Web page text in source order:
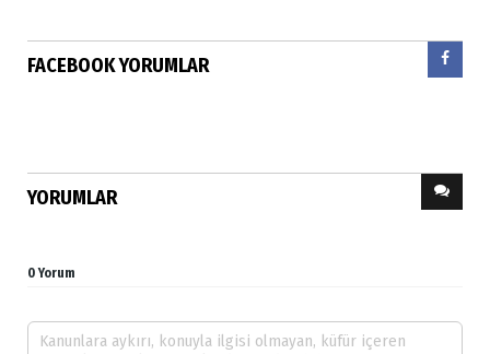
FACEBOOK YORUMLAR
YORUMLAR
0 Yorum